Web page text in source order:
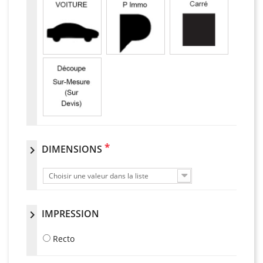
chevron_right DIMENSIONS *
Choisir une valeur dans la liste
chevron_right IMPRESSION
Recto